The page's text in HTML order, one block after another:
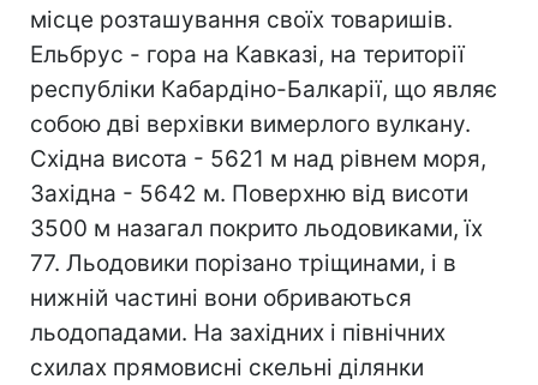
місце розташування своїх товаришів.
Ельбрус - гора на Кавказі, на території
республіки Кабардіно-Балкарії, що являє
собою дві верхівки вимерлого вулкану.
Східна висота - 5621 м над рівнем моря,
Західна - 5642 м. Поверхню від висоти
3500 м назагал покрито льодовиками, їх
77. Льодовики порізано тріщинами, і в
нижній частині вони обриваються
льодопадами. На західних і північних
схилах прямовисні скельні ділянки